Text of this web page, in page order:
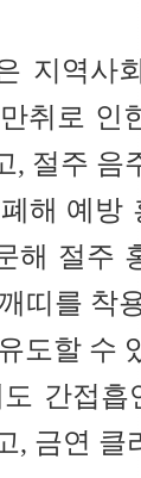
지역사
취로 인
, 절주 음
해 예방
해 절주
띠를 착
도할 수
간접
, 금연